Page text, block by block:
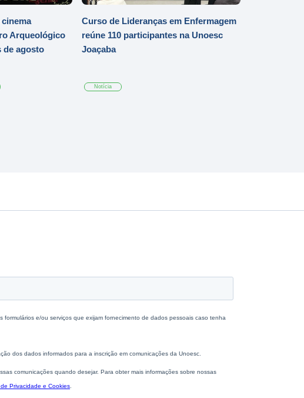
Arqueológico
de agosto
Curso de Lideranças em Enfermagem
reúne 110 participantes na Unoesc
Joaçaba
Notícia